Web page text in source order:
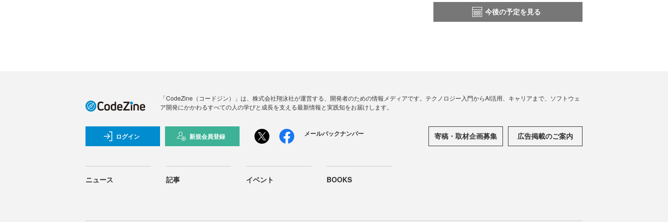
今後の予定を見る
「CodeZine（コードジン）」は、株式会社翔泳社が運営する、開発者のための情報メディアです。テクノロジー入門からAI活用、キャリアまで、ソフトウェ
ア開発にかかわるすべての人の学びと成長を支える最新情報と実践知をお届けします。
ログイン 新規会員登録 メールバックナンバー 寄稿・取材企画募集 広告掲載のご案内
ニュース 記事 イベント BOOKS